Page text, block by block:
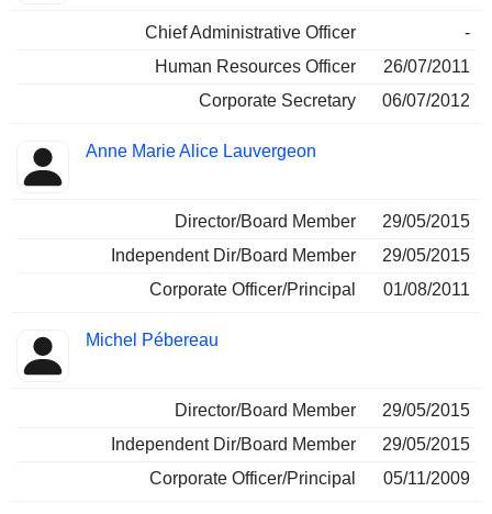
Chief Administrative Officer
-
Human Resources Officer
26/07/2011
Corporate Secretary
06/07/2012
Anne Marie Alice Lauvergeon
Director/Board Member
29/05/2015
Independent Dir/Board Member
29/05/2015
Corporate Officer/Principal
01/08/2011
Michel Pébereau
Director/Board Member
29/05/2015
Independent Dir/Board Member
29/05/2015
Corporate Officer/Principal
05/11/2009